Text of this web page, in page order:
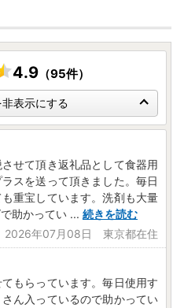
4.9（95件）
表示にする
せて頂き返礼品として食器用
スを送って頂きました。毎日
重宝しています。洗剤も大量
助かってい ... 続きを読む
2026年07月08日 東京都在住
もらっています。毎日使用す
ん入っているので助かってい